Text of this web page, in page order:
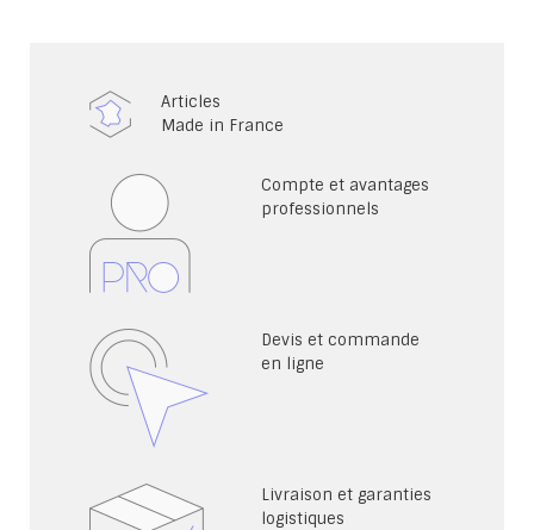
Articles
Made in France
Compte et avantages
professionnels
Devis et commande
en ligne
Livraison et garanties
logistiques